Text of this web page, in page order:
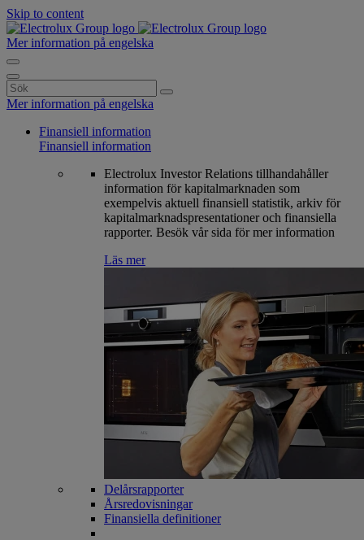
Skip to content
Mer information på engelska
Search
for:
Mer information på engelska
Finansiell information
Finansiell information
Electrolux Investor Relations tillhandahåller
information för kapitalmarknaden som
exempelvis aktuell finansiell statistik, arkiv för
kapitalmarknadspresentationer och finansiella
rapporter. Besök vår sida för mer information
Läs mer
Delårsrapporter
Årsredovisningar
Finansiella definitioner